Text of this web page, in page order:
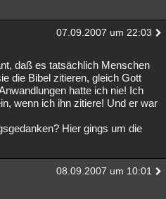
07.09.2007 um 22:03
daß es tatsächlich Menschen
die Bibel zitieren, gleich Gott
hatte ich nie! Ich
wenn ich ihn zitiere! Und er war
Hier gings um die
08.09.2007 um 10:01